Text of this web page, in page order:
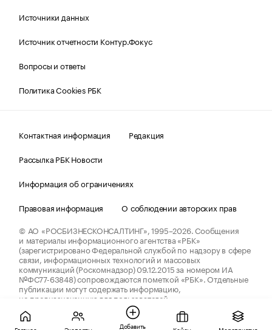
Источники данных
Источник отчетности Контур.Фокус
Вопросы и ответы
Политика Cookies РБК
Контактная информация
Редакция
Рассылка РБК Новости
Информация об ограничениях
Правовая информация
О соблюдении авторских прав
© АО «РОСБИЗНЕСКОНСАЛТИНГ»,1995–2026.Сообщения
и материалы информационного агентства «РБК»
(зарегистрировано Федеральной службой по надзору в сфере
связи, информационных технологий и массовых
коммуникаций (Роскомнадзор) 09.12.2015 за номером ИА
№ФС77-63848) сопровождаются пометкой «РБК». Отдельные
публикации могут содержать информацию,
не предназначенную для пользователей
до 18 лет.
companycardsfeedback@rbc.ru
Добавить